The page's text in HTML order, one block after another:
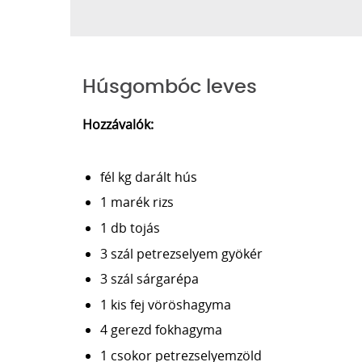
Húsgombóc leves
Hozzávalók:
fél kg darált hús
1 marék rizs
1 db tojás
3 szál petrezselyem gyökér
3 szál sárgarépa
1 kis fej vöröshagyma
4 gerezd fokhagyma
1 csokor petrezselyemzöld